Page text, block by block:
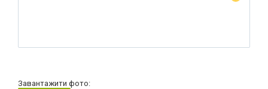
Завантажити фото: